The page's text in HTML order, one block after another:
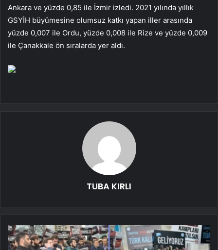
Ankara ve yüzde 0,85 ile İzmir izledi. 2021 yılında yıllık
GSYİH büyümesine olumsuz katkı yapan iller arasında
yüzde 0,007 ile Ordu, yüzde 0,008 ile Rize ve yüzde 0,009
ile Çanakkale ön sıralarda yer aldı.
TUBA KIRLI